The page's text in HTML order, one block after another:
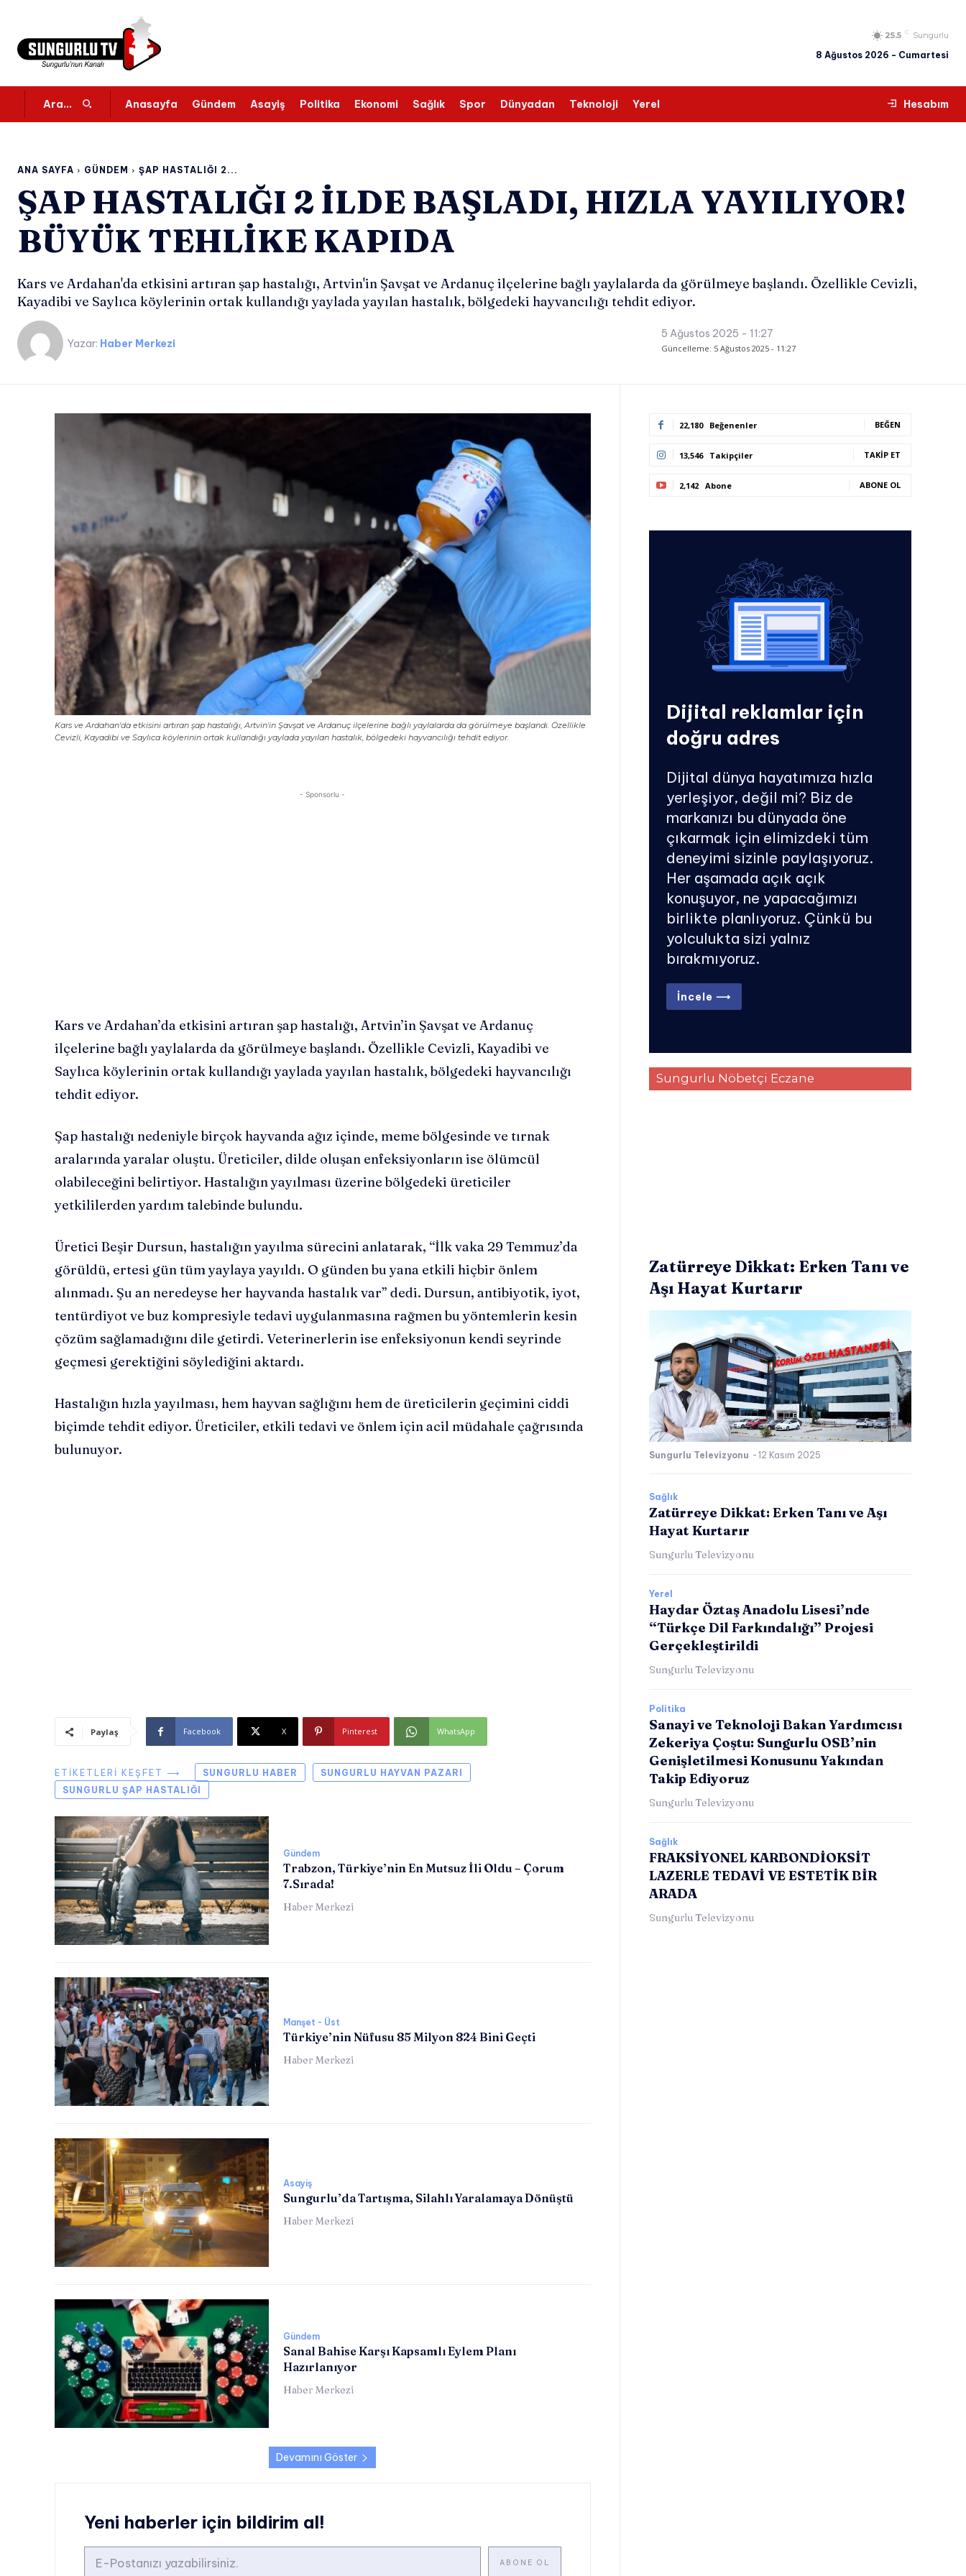
25.5 C Sungurlu
8 Ağustos 2026 - Cumartesi
Ara... Anasayfa Gündem Asayiş Politika Ekonomi Sağlık Spor Dünyadan Teknoloji Yerel Hesabım
ANA SAYFA GÜNDEM ŞAP HASTALIĞI 2...
ŞAP HASTALIĞI 2 ILDE BAŞLADI, HIZLA YAYILIYOR!
BÜYÜK TEHLIKE KAPIDA
Kars ve Ardahan'da etkisini artıran şap hastalığı, Artvin'in Şavşat ve Ardanuç ilçelerine bağlı yaylalarda da görülmeye başlandı. Özellikle Cevizli,
Kayadibi ve Saylıca köylerinin ortak kullandığı yaylada yayılan hastalık, bölgedeki hayvancılığı tehdit ediyor.
Yazar: Haber Merkezi
5 Ağustos 2025 - 11:27
Güncelleme: 5 Ağustos 2025 - 11:27
Kars ve Ardahan'da etkisini artıran şap hastalığı, Artvin'in Şavşat ve Ardanuç ilçelerine bağlı yaylalarda da görülmeye başlandı. Özellikle
Cevizli, Kayadibi ve Saylıca köylerinin ortak kullandığı yaylada yayılan hastalık, bölgedeki hayvancılığı tehdit ediyor.
- Sponsorlu -
Kars ve Ardahan’da etkisini artıran şap hastalığı, Artvin’in Şavşat ve Ardanuç
ilçelerine bağlı yaylalarda da görülmeye başlandı. Özellikle Cevizli, Kayadibi ve
Saylıca köylerinin ortak kullandığı yaylada yayılan hastalık, bölgedeki hayvancılığı
tehdit ediyor.
Şap hastalığı nedeniyle birçok hayvanda ağız içinde, meme bölgesinde ve tırnak
aralarında yaralar oluştu. Üreticiler, dilde oluşan enfeksiyonların ise ölümcül
olabileceğini belirtiyor. Hastalığın yayılması üzerine bölgedeki üreticiler
yetkililerden yardım talebinde bulundu.
Üretici Beşir Dursun, hastalığın yayılma sürecini anlatarak, “İlk vaka 29 Temmuz’da
görüldü, ertesi gün tüm yaylaya yayıldı. O günden bu yana etkili hiçbir önlem
alınmadı. Şu an neredeyse her hayvanda hastalık var” dedi. Dursun, antibiyotik, iyot,
tentürdiyot ve buz kompresiyle tedavi uygulanmasına rağmen bu yöntemlerin kesin
çözüm sağlamadığını dile getirdi. Veterinerlerin ise enfeksiyonun kendi seyrinde
geçmesi gerektiğini söylediğini aktardı.
Hastalığın hızla yayılması, hem hayvan sağlığını hem de üreticilerin geçimini ciddi
biçimde tehdit ediyor. Üreticiler, etkili tedavi ve önlem için acil müdahale çağrısında
bulunuyor.
Paylaş Facebook X Pinterest WhatsApp
ETIKETLERI KEŞFET ⟶ SUNGURLU HABER
SUNGURLU HAYVAN PAZARI
SUNGURLU ŞAP HASTALIĞI
Gündem
Trabzon, Türkiye’nin En Mutsuz İli Oldu – Çorum
7.Sırada!
Haber Merkezi
Manşet - Üst
Türkiye’nin Nüfusu 85 Milyon 824 Bini Geçti
Haber Merkezi
Asayiş
Sungurlu’da Tartışma, Silahlı Yaralamaya Dönüştü
Haber Merkezi
Gündem
Sanal Bahise Karşı Kapsamlı Eylem Planı
Hazırlanıyor
Haber Merkezi
Devamını Göster
Yeni haberler için bildirim al!
ABONE OL
22,180 Beğenenler BEĞEN
13,546 Takipçiler TAKIP ET
2,142 Abone ABONE OL
Dijital reklamlar için
doğru adres
Dijital dünya hayatımıza hızla
yerleşiyor, değil mi? Biz de
markanızı bu dünyada öne
çıkarmak için elimizdeki tüm
deneyimi sizinle paylaşıyoruz.
Her aşamada açık açık
konuşuyor, ne yapacağımızı
birlikte planlıyoruz. Çünkü bu
yolculukta sizi yalnız
bırakmıyoruz.
İncele ⟶
Sungurlu Nöbetçi Eczane
Zatürreye Dikkat: Erken Tanı ve
Aşı Hayat Kurtarır
Sungurlu Televizyonu - 12 Kasım 2025
Sağlık
Zatürreye Dikkat: Erken Tanı ve Aşı
Hayat Kurtarır
Sungurlu Televizyonu
Yerel
Haydar Öztaş Anadolu Lisesi’nde
“Türkçe Dil Farkındalığı” Projesi
Gerçekleştirildi
Sungurlu Televizyonu
Politika
Sanayi ve Teknoloji Bakan Yardımcısı
Zekeriya Çoştu: Sungurlu OSB’nin
Genişletilmesi Konusunu Yakından
Takip Ediyoruz
Sungurlu Televizyonu
Sağlık
FRAKSİYONEL KARBONDİOKSİT
LAZERLE TEDAVİ VE ESTETİK BİR
ARADA
Sungurlu Televizyonu